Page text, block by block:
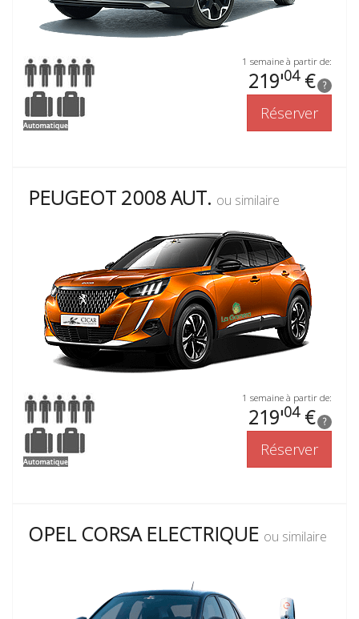
1 semaine à partir de:
219'04€ ?
Réserver
PEUGEOT 2008 AUT. ou similaire
1 semaine à partir de:
219'04€ ?
Réserver
OPEL CORSA ELECTRIQUE ou similaire